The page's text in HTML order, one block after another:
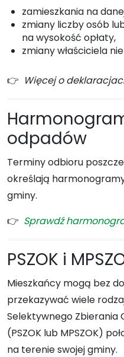
zamieszkania na
zmiany liczby osób
na wysokość opłaty,
zmiany właściciela
👉 Więcej o
odpadów
Terminy odbioru
określają
gminy.
👉 Sprawdź
PSZOK i
Mieszkańcy mogą bez
przekazywać wiele
Selektywnego Zbierania
(PSZOK lub MPSZOK)
na terenie swojej gminy.